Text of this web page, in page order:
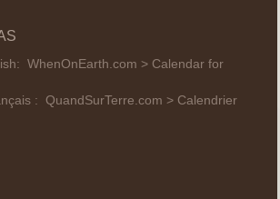
WhenOnEarth.com > Calendar for
: QuandSurTerre.com > Calendrier